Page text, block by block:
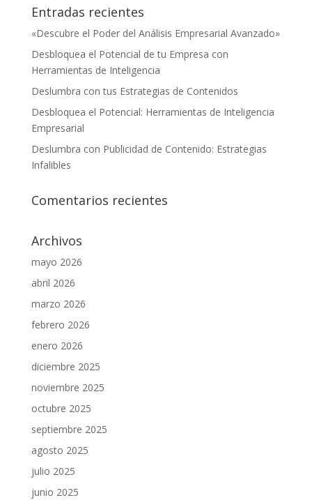
Entradas recientes
«Descubre el Poder del Análisis Empresarial Avanzado»
Desbloquea el Potencial de tu Empresa con
Herramientas de Inteligencia
Deslumbra con tus Estrategias de Contenidos
Desbloquea el Potencial: Herramientas de Inteligencia
Empresarial
Deslumbra con Publicidad de Contenido: Estrategias
Infalibles
Comentarios recientes
Archivos
mayo 2026
abril 2026
marzo 2026
febrero 2026
enero 2026
diciembre 2025
noviembre 2025
octubre 2025
septiembre 2025
agosto 2025
julio 2025
junio 2025